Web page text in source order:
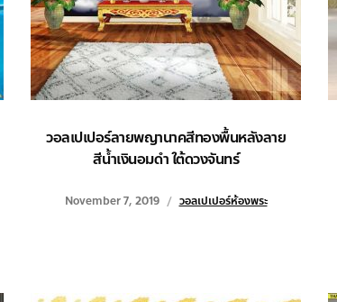
วอลเปเปอร์ลายพญานาคสีทองพื้นหลังลาย
สีน้ำเงินอมดำ ใต้ดวงจันทร์
November 7, 2019 วอลเปเปอร์ห้องพระ